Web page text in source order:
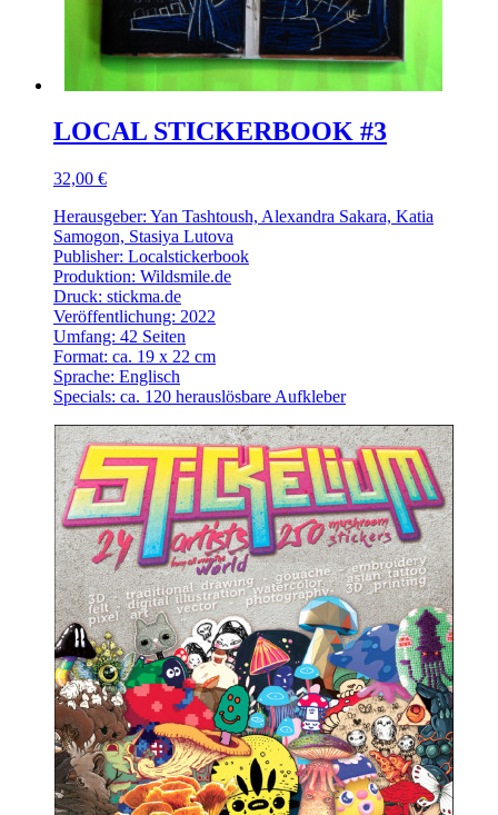
LOCAL STICKERBOOK #3
32,00 €
Herausgeber: Yan Tashtoush, Alexandra Sakara, Katia
Samogon, Stasiya Lutova
Publisher: Localstickerbook
Produktion: Wildsmile.de
Druck: stickma.de
Veröffentlichung: 2022
Umfang: 42 Seiten
Format: ca. 19 x 22 cm
Sprache: Englisch
Specials: ca. 120 herauslösbare Aufkleber